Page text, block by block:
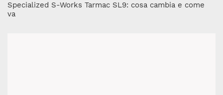
Specialized S-Works Tarmac SL9: cosa cambia e come
va